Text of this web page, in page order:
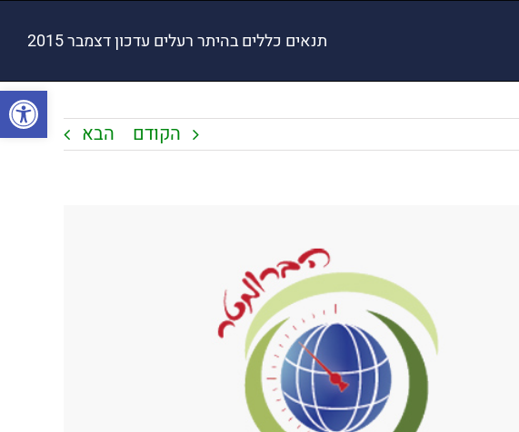
פתח
תנאים כללים בהיתר רעלים עדכון דצמבר 2015
הקודם הבא